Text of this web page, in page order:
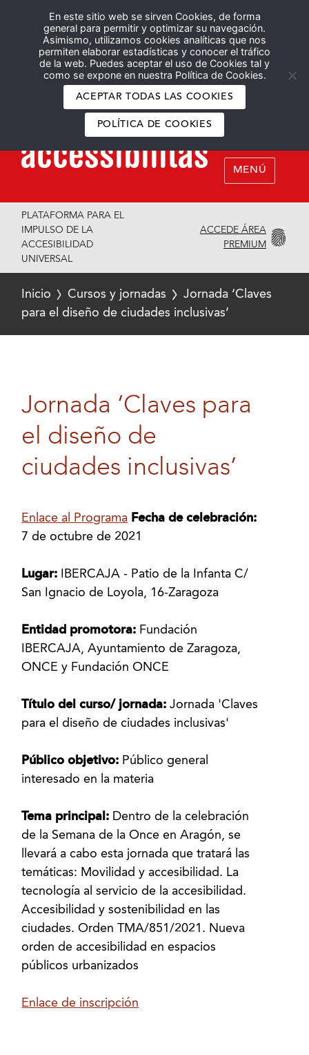
En este sitio web se sirven Cookies, de forma
general para permitir y optimizar su navegación.
Asimismo, utilizamos cookies analíticas que nos
permiten elaborar estadísticas y conocer el tráfico
de la web. Puedes aceptar el uso de Cookies tal y
como se expone en nuestra Política de Cookies.
ACEPTAR TODAS LAS COOKIES
POLÍTICA DE COOKIES
Español English
MENÚ
PLATAFORMA PARA EL
IMPULSO DE LA
ACCESIBILIDAD
UNIVERSAL
ACCEDE ÁREA
PREMIUM
Inicio Cursos y jornadas
Jornada ‘Claves
para el diseño de ciudades inclusivas’
Jornada ‘Claves para
el diseño de
ciudades inclusivas’
Enlace al Programa Fecha de celebración:
7 de octubre de 2021
Lugar:
IBERCAJA - Patio de la Infanta C/
San Ignacio de Loyola, 16-Zaragoza
Entidad promotora: Fundación
IBERCAJA, Ayuntamiento de Zaragoza,
ONCE y Fundación ONCE
Título del curso/ jornada:Jornada 'Claves
para el diseño de ciudades inclusivas'
Público objetivo: Público general
interesado en la materia
Tema principal: Dentro de la celebración
de la Semana de la Once en Aragón, se
llevará a cabo esta jornada que tratará las
temáticas: Movilidad y accesibilidad. La
tecnología al servicio de la accesibilidad.
Accesibilidad y sostenibilidad en las
ciudades. Orden TMA/851/2021. Nueva
orden de accesibilidad en espacios
públicos urbanizados
Enlace de inscripción